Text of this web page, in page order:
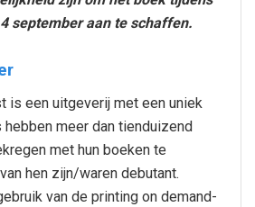
september aan te schaffen.
is een uitgeverij met een uniek
hebben meer dan tienduizend
met hun boeken te
hen zijn/waren debutant.
van de printing on demand-